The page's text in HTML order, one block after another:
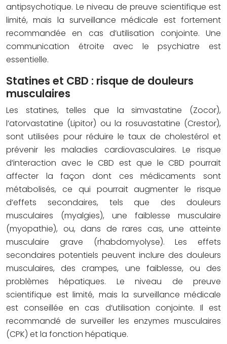
antipsychotique. Le niveau de preuve scientifique est
limité, mais la surveillance médicale est fortement
recommandée en cas d’utilisation conjointe. Une
communication étroite avec le psychiatre est
essentielle.
Statines et CBD : risque de douleurs
musculaires
Les statines, telles que la simvastatine (Zocor),
l’atorvastatine (Lipitor) ou la rosuvastatine (Crestor),
sont utilisées pour réduire le taux de cholestérol et
prévenir les maladies cardiovasculaires. Le risque
d’interaction avec le CBD est que le CBD pourrait
affecter la façon dont ces médicaments sont
métabolisés, ce qui pourrait augmenter le risque
d’effets secondaires, tels que des douleurs
musculaires (myalgies), une faiblesse musculaire
(myopathie), ou, dans de rares cas, une atteinte
musculaire grave (rhabdomyolyse). Les effets
secondaires potentiels peuvent inclure des douleurs
musculaires, des crampes, une faiblesse, ou des
problèmes hépatiques. Le niveau de preuve
scientifique est limité, mais la surveillance médicale
est conseillée en cas d’utilisation conjointe. Il est
recommandé de surveiller les enzymes musculaires
(CPK) et la fonction hépatique.